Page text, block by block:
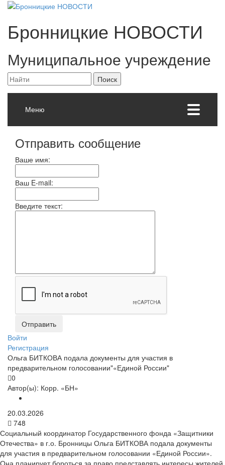
Бронницкие НОВОСТИ
Муниципальное учреждение
Меню
Отправить сообщение
Ваше имя:
Ваш E-mail:
Введите текст:
Войти
Регистрация
Ольга БИТКОВА подала документы для участия в
предварительном голосовании"«Единой России"
0
Автор(ы): Корр. «БН»
20.03.2026
748
Социальный координатор Государственного фонда «Защитники
Отечества» в г.о. Бронницы Ольга БИТКОВА подала документы
для участия в предварительном голосовании «Единой России».